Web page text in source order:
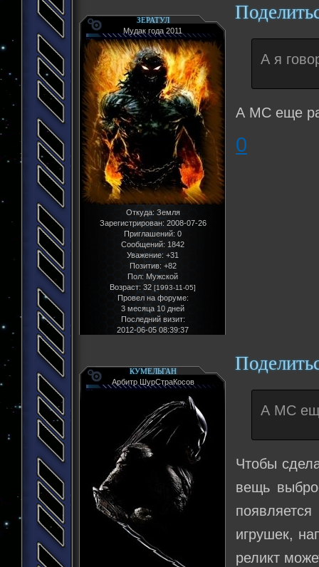
ЗЕРАТУЛ
Мудак года 2011
Откуда: Земля
Зарегистрирован: 2008-07-26
Приглашений: 0
Сообщений: 1842
Уважение: +31
Позитив: +82
Пол: Мужской
Возраст: 32 [1993-11-05]
Провел на форуме:
3 месяца 10 дней
Последний визит:
2012-06-05 08:39:37
А я
А МС еще
0
КУМЕЛЬГАН
Арбитр ШурСтраКосов
А МС
Чтобы
вещь
игрушек,
реликт